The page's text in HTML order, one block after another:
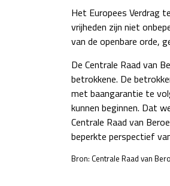
Het Europees Verdrag
vrijheden zijn niet
van de openbare orde,
De Centrale Raad van
betrokkene. De
met baangarantie te
kunnen beginnen. Dat
Centrale Raad van
beperkte perspectief
Bron: Centrale Raad van